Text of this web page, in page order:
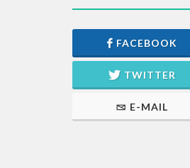
FACEBOOK
TWITTER
E-MAIL